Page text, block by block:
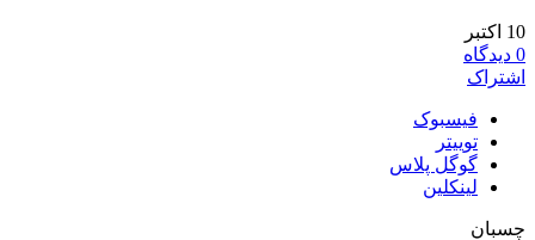
10 اکتبر
0 دیدگاه
اشتراک
فیسبوک
توییتر
گوگل پلاس
لینکلین
چسبان